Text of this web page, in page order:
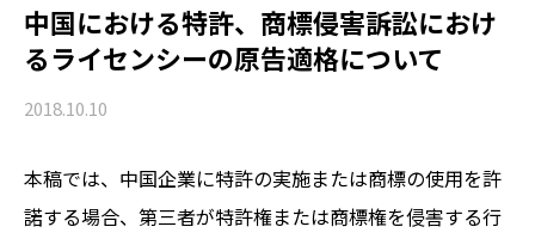
中国における特許、商標侵害訴訟におけ
るライセンシーの原告適格について
2018.10.10
本稿では、中国企業に特許の実施または商標の使用を許
諾する場合、第三者が特許権または商標権を侵害する行